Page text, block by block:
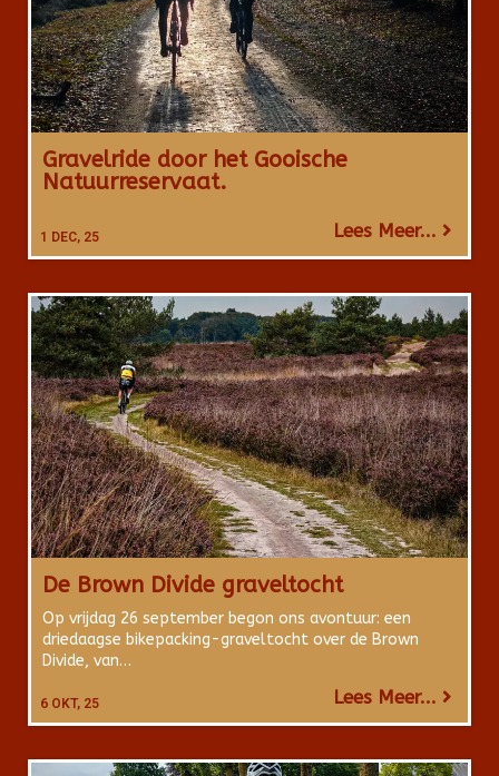
Gravelride door het Gooische
Natuurreservaat.
1 DEC, 25 Lees Meer...
De Brown Divide graveltocht
6 OKT, 25
Op vrijdag 26 september begon ons avontuur: een
driedaagse bikepacking-graveltocht over de Brown
Divide, van…
Lees Meer...